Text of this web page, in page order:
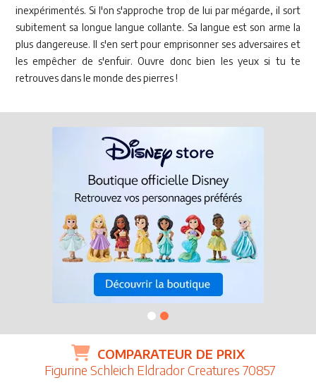
inexpérimentés. Si l'on s'approche trop de lui par mégarde, il sort
subitement sa longue langue collante. Sa langue est son arme la
plus dangereuse. Il s'en sert pour emprisonner ses adversaires et
les empêcher de s'enfuir. Ouvre donc bien les yeux si tu te
retrouves dans le monde des pierres !
COMPARATEUR DE PRIX
Figurine Schleich Eldrador Creatures 70857